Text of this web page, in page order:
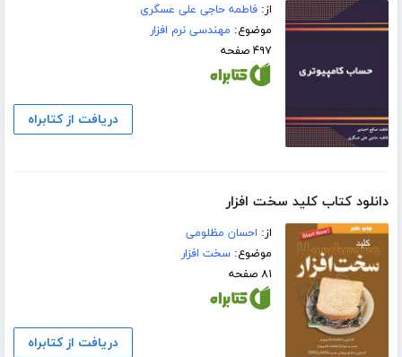
از:فاطمه حاجی علی عسگری
موضوع: مهندسی نرم افزار
۴۹۷ صفحه
دریافت از کتابراه
دانلود کتاب کلید سخت افزار
از: احسان مظلومی
موضوع:سخت افزار
۸۱ صفحه
دریافت از کتابراه